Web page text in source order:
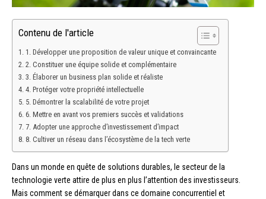
Contenu de l'article
1. Développer une proposition de valeur unique et convaincante
2. Constituer une équipe solide et complémentaire
3. Élaborer un business plan solide et réaliste
4. Protéger votre propriété intellectuelle
5. Démontrer la scalabilité de votre projet
6. Mettre en avant vos premiers succès et validations
7. Adopter une approche d’investissement d’impact
8. Cultiver un réseau dans l’écosystème de la tech verte
Dans un monde en quête de solutions durables, le secteur de la
technologie verte attire de plus en plus l’attention des investisseurs.
Mais comment se démarquer dans ce domaine concurrentiel et